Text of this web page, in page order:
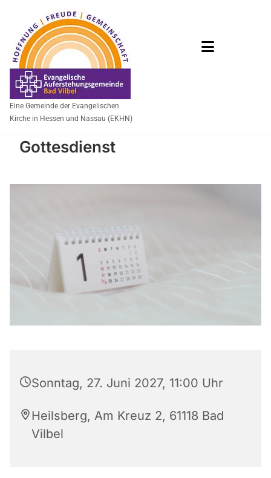
Eine Gemeinde der Evangelischen
Kirche in Hessen und Nassau (EKHN)
Gottesdienst
Sonntag, 27. Juni 2027, 11:00 Uhr
Heilsberg, Am Kreuz 2, 61118 Bad
Vilbel